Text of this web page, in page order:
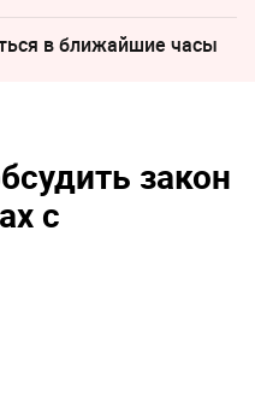
в ближайшие часы
закон
с